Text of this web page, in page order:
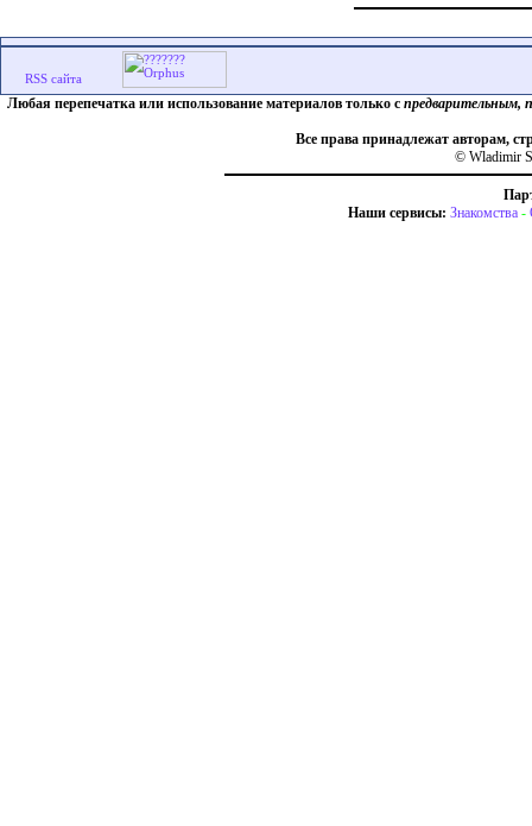
Любая перепечатка или использование материалов только с предварительным,
Все права принадлежат авторам,
© Wladimir
Наши сервисы: Знакомства -